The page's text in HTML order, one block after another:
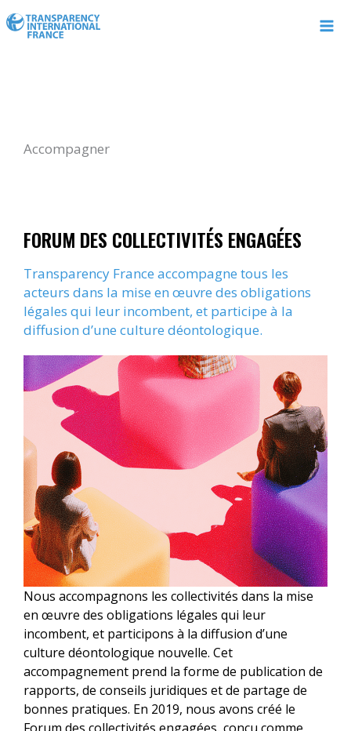
au
Accompagner
FORUM DES COLLECTIVITÉS ENGAGÉES
Transparency France accompagne tous les
acteurs dans la mise en œuvre des obligations
légales qui leur incombent, et participe à la
diffusion d’une culture déontologique.
Nous accompagnons les collectivités dans la mise
en œuvre des obligations légales qui leur
incombent, et participons à la diffusion d’une
culture déontologique nouvelle. Cet
accompagnement prend la forme de publication de
rapports, de conseils juridiques et de partage de
bonnes pratiques. En 2019, nous avons créé le